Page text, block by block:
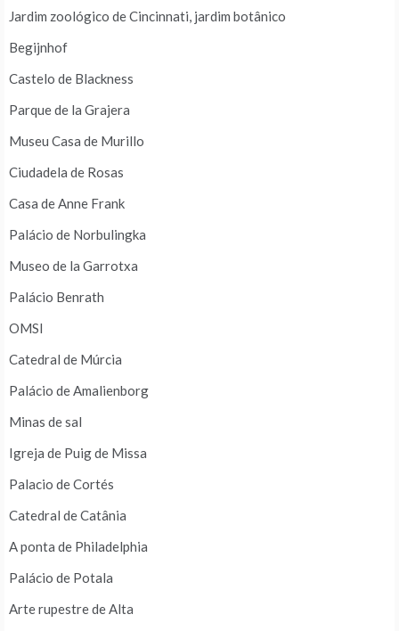
Jardim zoológico de Cincinnati, jardim botânico
Begijnhof
Castelo de Blackness
Parque de la Grajera
Museu Casa de Murillo
Ciudadela de Rosas
Casa de Anne Frank
Palácio de Norbulingka
Museo de la Garrotxa
Palácio Benrath
OMSI
Catedral de Múrcia
Palácio de Amalienborg
Minas de sal
Igreja de Puig de Missa
Palacio de Cortés
Catedral de Catânia
A ponta de Philadelphia
Palácio de Potala
Arte rupestre de Alta